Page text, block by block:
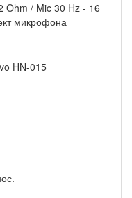
Ohm / Mic 30 Hz - 16
микрофона
HN-015